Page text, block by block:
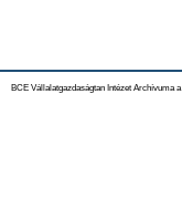
BCE Vállalatgazdaságtan Intézet Archívuma a